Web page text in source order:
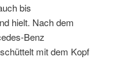
bis
hielt. Nach dem
Benz
mit dem Kopf